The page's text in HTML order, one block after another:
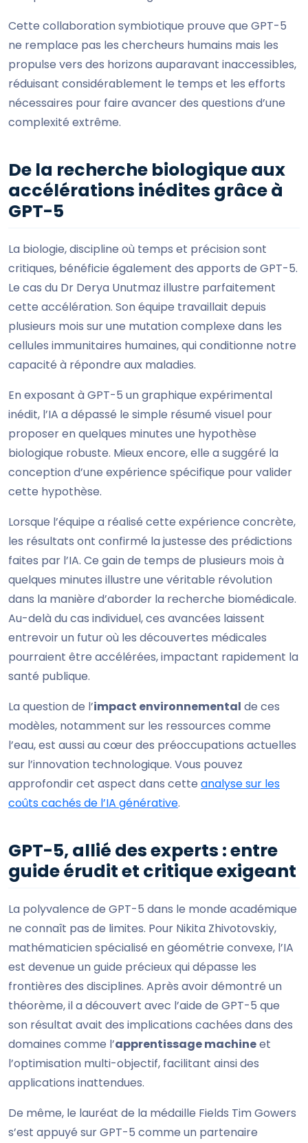
Cette collaboration symbiotique prouve que GPT-5
ne remplace pas les chercheurs humains mais les
propulse vers des horizons auparavant inaccessibles,
réduisant considérablement le temps et les efforts
nécessaires pour faire avancer des questions d’une
complexité extrême.
De la recherche biologique aux
accélérations inédites grâce à
GPT-5
La biologie, discipline où temps et précision sont
critiques, bénéficie également des apports de GPT-5.
Le cas du Dr Derya Unutmaz illustre parfaitement
cette accélération. Son équipe travaillait depuis
plusieurs mois sur une mutation complexe dans les
cellules immunitaires humaines, qui conditionne notre
capacité à répondre aux maladies.
En exposant à GPT-5 un graphique expérimental
inédit, l’IA a dépassé le simple résumé visuel pour
proposer en quelques minutes une hypothèse
biologique robuste. Mieux encore, elle a suggéré la
conception d’une expérience spécifique pour valider
cette hypothèse.
Lorsque l’équipe a réalisé cette expérience concrète,
les résultats ont confirmé la justesse des prédictions
faites par l’IA. Ce gain de temps de plusieurs mois à
quelques minutes illustre une véritable révolution
dans la manière d’aborder la recherche biomédicale.
Au-delà du cas individuel, ces avancées laissent
entrevoir un futur où les découvertes médicales
pourraient être accélérées, impactant rapidement la
santé publique.
La question de l’impact environnemental de ces
modèles, notamment sur les ressources comme
l’eau, est aussi au cœur des préoccupations actuelles
sur l’innovation technologique. Vous pouvez
approfondir cet aspect dans cette analyse sur les
coûts cachés de l’IA générative.
GPT-5, allié des experts : entre
guide érudit et critique exigeant
La polyvalence de GPT-5 dans le monde académique
ne connaît pas de limites. Pour Nikita Zhivotovskiy,
mathématicien spécialisé en géométrie convexe, l’IA
est devenue un guide précieux qui dépasse les
frontières des disciplines. Après avoir démontré un
théorème, il a découvert avec l’aide de GPT-5 que
son résultat avait des implications cachées dans des
domaines comme l’apprentissage machineet
l’optimisation multi-objectif, facilitant ainsi des
applications inattendues.
De même, le lauréat de la médaille Fields Tim Gowers
s’est appuyé sur GPT-5 comme un partenaire